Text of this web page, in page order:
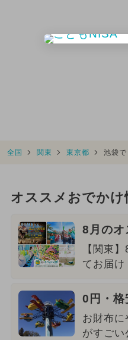
全国 関東 東京都 池袋
オススメおでかけ
8月のオ
【関東
てお届け
0円・格
お財布
がすごい